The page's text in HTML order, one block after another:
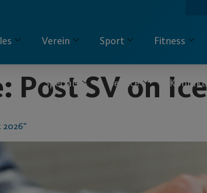
Verein Sport Fitness
Specials Service Kontakt
Post SV on Ice